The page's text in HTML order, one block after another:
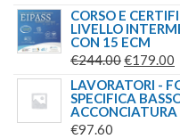
CORSO E
LIVELLO
CON 15 ECM
€244.00IL
PREZZO
€179.00
LAVORATORI -
SPECIFICA
ACCONCIATURA
€97.60